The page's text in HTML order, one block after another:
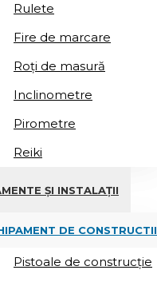
Rulete
Fire de marcare
Roți de masură
Inclinometre
Pirometre
Reiki
ȘI INSTALAȚII
DE CONSTRUCTII
Pistoale de construcție